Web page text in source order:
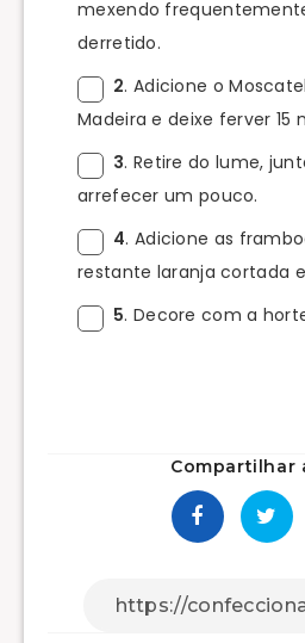
mexendo
derretido.
2. Adicione o
Madeira e deixe ferver 15
3. Retire do lume,
arrefecer um pouco.
4. Adicione as
restante laranja cortada
5. Decore com a
Compartilhar